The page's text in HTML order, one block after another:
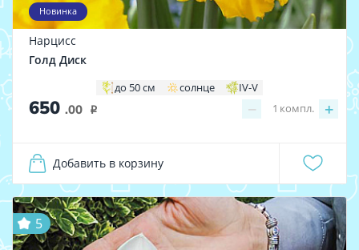
Новинка
Нарцисс
Голд Диск
до 50 см солнце IV-V
650 .00 i − +
1 компл.
Добавить в корзину
5